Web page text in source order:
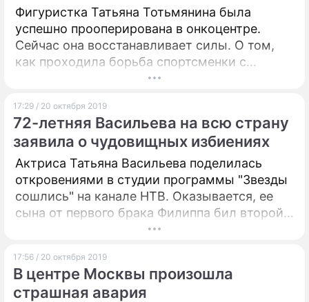
Фигуристка Татьяна Тотьмянина была
успешно прооперирована в онкоцентре.
Сейчас она восстанавливает силы. О том,
как проходила борьба спортсменки с
недугом рассказал ее супруг Алексей
17:29 / 20 октября 2019
72-летняя Васильева на всю страну
заявила о чудовищных избиениях
Актриса Татьяна Васильева поделилась
откровениями в студии программы "Звезды
сошлись" на канале НТВ. Оказывается, ее
сына от первого брака Филиппа бил второй
17:56 / 20 октября 2019
В центре Москвы произошла
страшная авария